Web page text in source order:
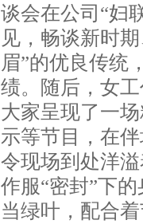
谈会在公司“妇
见，畅谈新时
眉”的优良传统
绩。随后，女
大家呈现了一
示等节目，在
令现场到处洋
作服“密封”下
当绿叶，配合